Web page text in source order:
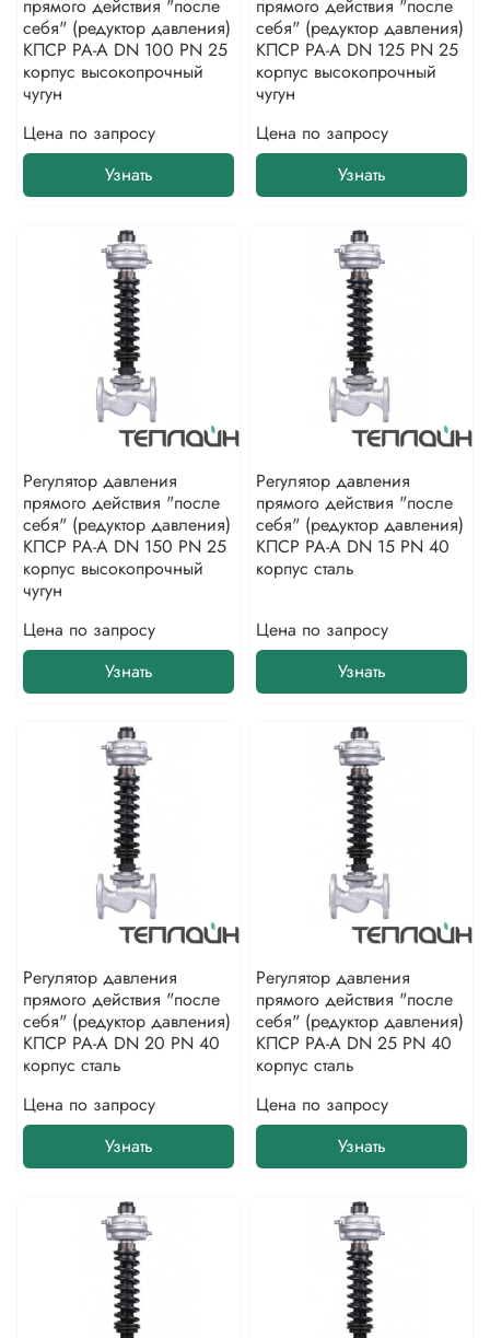
прямого действия "после
себя" (редуктор давления)
КПСР РА-А DN 100 PN 25
корпус высокопрочный
чугун
Цена по запросу
Узнать
прямого действия "после
себя" (редуктор давления)
КПСР РА-А DN 125 PN 25
корпус высокопрочный
чугун
Цена по запросу
Узнать
Регулятор давления
прямого действия "после
себя" (редуктор давления)
КПСР РА-А DN 150 PN 25
корпус высокопрочный
чугун
Цена по запросу
Узнать
Регулятор давления
прямого действия "после
себя" (редуктор давления)
КПСР РА-А DN 15 PN 40
корпус сталь
Цена по запросу
Узнать
Регулятор давления
прямого действия "после
себя" (редуктор давления)
КПСР РА-А DN 20 PN 40
корпус сталь
Цена по запросу
Узнать
Регулятор давления
прямого действия "после
себя" (редуктор давления)
КПСР РА-А DN 25 PN 40
корпус сталь
Цена по запросу
Узнать